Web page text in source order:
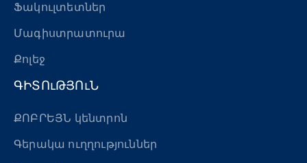
Ֆակուլտետներ
Մագիստրատուրա
Քոլեջ
ԳԻՏՈւԹՅՈւՆ
ՔՈԲՐԵՅՆ կենտրոն
Գերակա ուղղություններ